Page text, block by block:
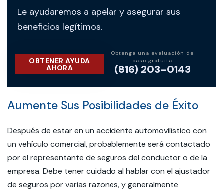
Le ayudaremos a apelar y asegurar sus
beneficios legítimos.
OBTENER AYUDA
AHORA
Obtenga una evaluación de
caso gratuita
(816) 203-0143
Aumente Sus Posibilidades de Éxito
Después de estar en un accidente automovilístico con
un vehículo comercial, probablemente será contactado
por el representante de seguros del conductor o de la
empresa. Debe tener cuidado al hablar con el ajustador
de seguros por varias razones, y generalmente